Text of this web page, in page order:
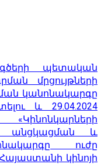
պետական
մրցույթների
կանոնակարգը
և 29.04.2024
անցկացման և
ուժը
կինոյի